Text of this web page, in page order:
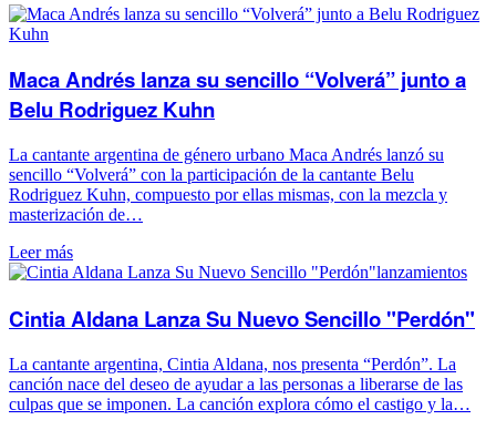
Maca Andrés lanza su sencillo “Volverá” junto a
Belu Rodriguez Kuhn
La cantante argentina de género urbano Maca Andrés lanzó su
sencillo “Volverá” con la participación de la cantante Belu
Rodriguez Kuhn, compuesto por ellas mismas, con la mezcla y
masterización de…
Leer más
lanzamientos
Cintia Aldana Lanza Su Nuevo Sencillo "Perdón"
La cantante argentina, Cintia Aldana, nos presenta “Perdón”. La
canción nace del deseo de ayudar a las personas a liberarse de las
culpas que se imponen. La canción explora cómo el castigo y la…